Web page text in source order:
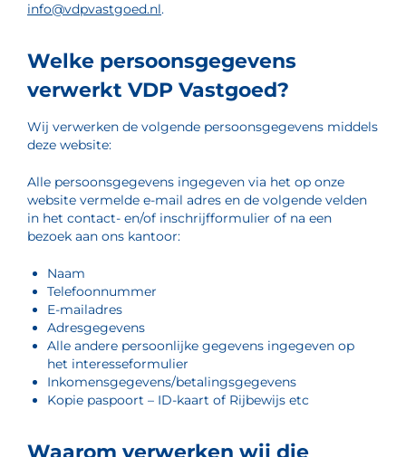
info@vdpvastgoed.nl.
Welke persoonsgegevens
verwerkt VDP Vastgoed?
Wij verwerken de volgende persoonsgegevens middels
deze website:
Alle persoonsgegevens ingegeven via het op onze
website vermelde e-mail adres en de volgende velden
in het contact- en/of inschrijfformulier of na een
bezoek aan ons kantoor:
Naam
Telefoonnummer
E-mailadres
Adresgegevens
Alle andere persoonlijke gegevens ingegeven op
het interesseformulier
Inkomensgegevens/betalingsgegevens
Kopie paspoort – ID-kaart of Rijbewijs etc
Waarom verwerken wij die